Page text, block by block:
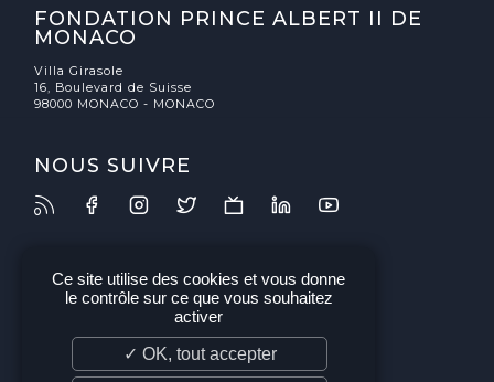
FONDATION PRINCE ALBERT II DE
MONACO
Villa Girasole
16, Boulevard de Suisse
98000 MONACO - MONACO
NOUS SUIVRE
Ce site utilise des cookies et vous donne
le contrôle sur ce que vous souhaitez
activer
✓ OK, tout accepter